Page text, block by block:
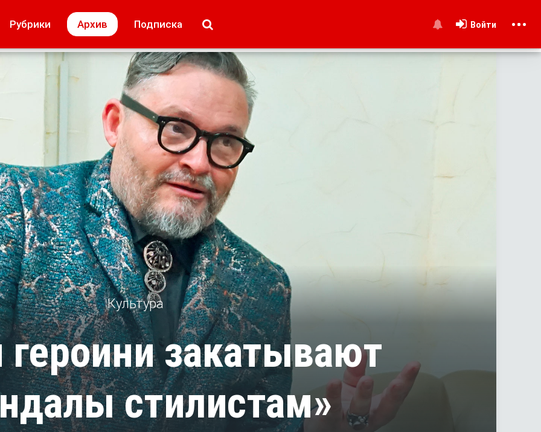
Рубрики Архив Подписка Войти
МОЁ! Плюс Липецк
Образование + карьера
Свадьба недели
Культура
закатывают
стилистам»